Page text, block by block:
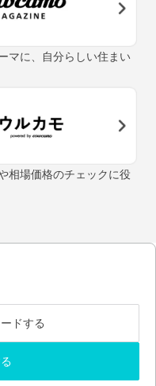
マに、自分らしい住まい
相場価格のチェックに役
ドする